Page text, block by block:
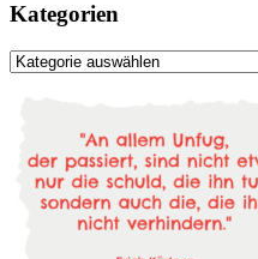
Kategorien
Kategorien